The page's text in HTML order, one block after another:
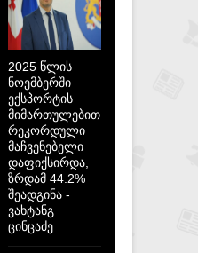
2025 წლის
ნოემბერში
ექსპორტის
მიმართულებით
რეკორდული
მაჩვენებელი
დაფიქსირდა,
ზრდამ 44.2%
შეადგინა -
ვახტანგ
ცინცაძე